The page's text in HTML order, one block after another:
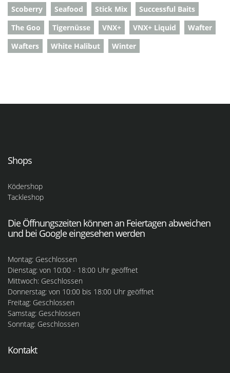
Scoberry
Seafood Stick Mix
Successful Baits
The Goo
Tigernüsse VNX+ VNX+ Liquid
Wafter
Wafters
White Halibut Winter
Shops
Ködershop
Tackleshop
Die Öffnungszeiten können an Feiertagen abweichen
und bei Google eingesehen werden
Montag: Geschlossen
Dienstag: von 10:00 - 18:00 Uhr geöffnet
Mittwoch: Geschlossen
Donnerstag: von 10:00 bis 18:00 Uhr geöffnet
Freitag: Geschlossen
Samstag: Geschlossen
Sonntag: Geschlossen
Kontakt